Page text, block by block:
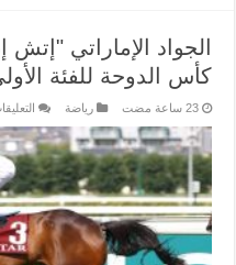
الجواد الإماراتي
كأس الدوحة للفئة
‏23 ساعة مضت رياضة